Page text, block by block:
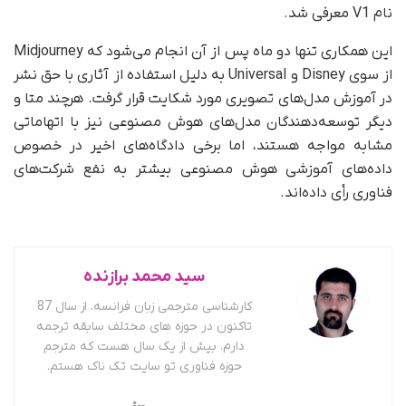
نام V1 معرفی شد.
این همکاری تنها دو ماه پس از آن انجام می‌شود که Midjourney
از سوی Disney و Universal به دلیل استفاده از آثاری با حق نشر
در آموزش مدل‌های تصویری مورد شکایت قرار گرفت. هرچند متا و
دیگر توسعه‌دهندگان مدل‌های هوش مصنوعی نیز با اتهاماتی
مشابه مواجه هستند، اما برخی دادگاه‌های اخیر در خصوص
داده‌های آموزشی هوش مصنوعی بیشتر به نفع شرکت‌های
فناوری رأی داده‌اند.
سید محمد برازنده
کارشناسی مترجمی زبان فرانسه. از سال 87
تاکنون در حوزه های مختلف سابقه ترجمه
دارم. بیش از یک سال هست که مترجم
حوزه فناوری تو سایت تک ناک هستم.